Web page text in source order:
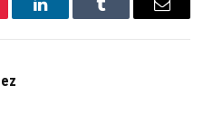
LinkedInTumblr Email